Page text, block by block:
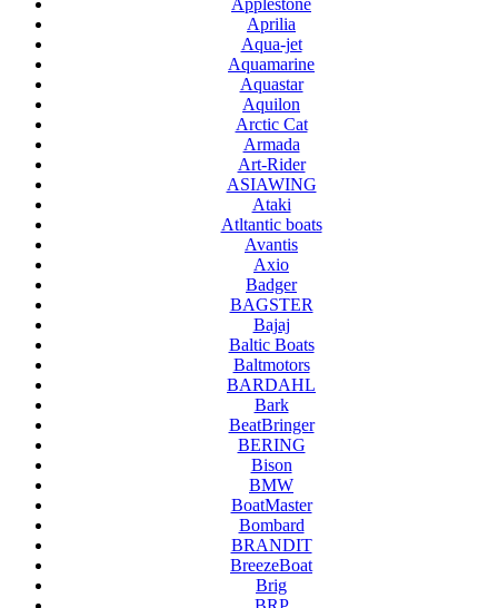
Applestone
Aprilia
Aqua-jet
Aquamarine
Aquastar
Aquilon
Arctic Cat
Armada
Art-Rider
ASIAWING
Ataki
Atltantic boats
Avantis
Axio
Badger
BAGSTER
Bajaj
Baltic Boats
Baltmotors
BARDAHL
Bark
BeatBringer
BERING
Bison
BMW
BoatMaster
Bombard
BRANDIT
BreezeBoat
Brig